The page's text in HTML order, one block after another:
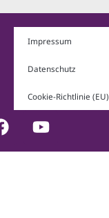
Impressum
Datenschutz
Cookie-Richtlinie (EU)